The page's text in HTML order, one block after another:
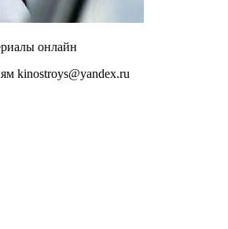
онлайн
kinostroys@yandex.ru